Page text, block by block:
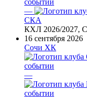
—
СКА
КХЛ 2026/
16 сентября 2026
Сочи ХК
—